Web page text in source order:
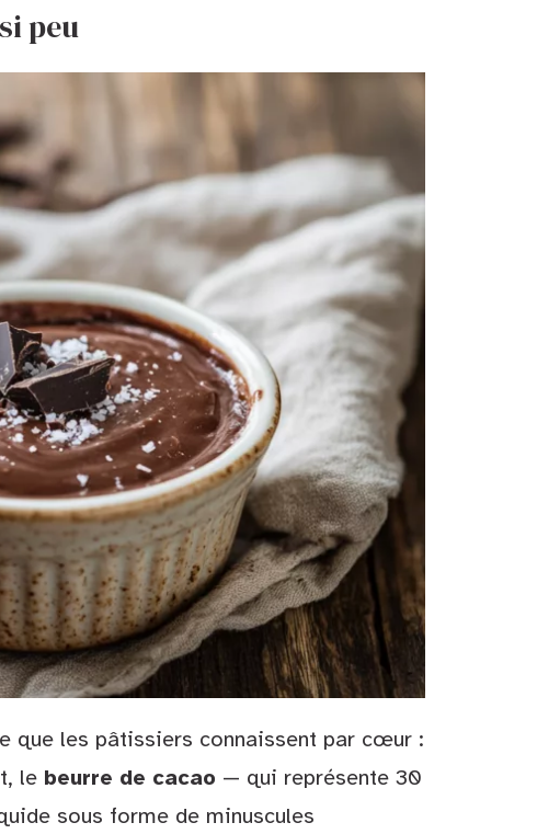
peu
que les pâtissiers connaissent par cœur :
le beurre de cacao — qui représente 30
sous forme de minuscules